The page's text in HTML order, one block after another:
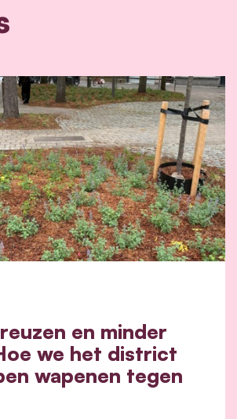
en minder
we het district
wapenen tegen